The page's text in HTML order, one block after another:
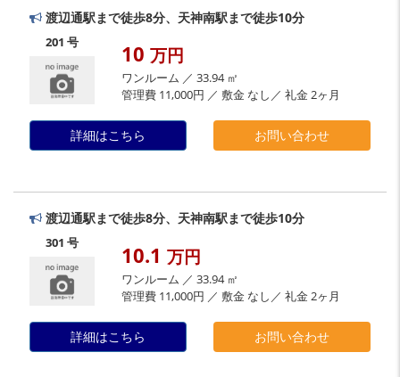
渡辺通駅まで徒歩8分、天神南駅まで徒歩10分
201 号 10 万円
ワンルーム ／ 33.94 ㎡
管理費 11,000円 ／ 敷金 なし／ 礼金 2ヶ月
詳細はこちら お問い合わせ
渡辺通駅まで徒歩8分、天神南駅まで徒歩10分
301 号 10.1 万円
ワンルーム ／ 33.94 ㎡
管理費 11,000円 ／ 敷金 なし／ 礼金 2ヶ月
詳細はこちら お問い合わせ